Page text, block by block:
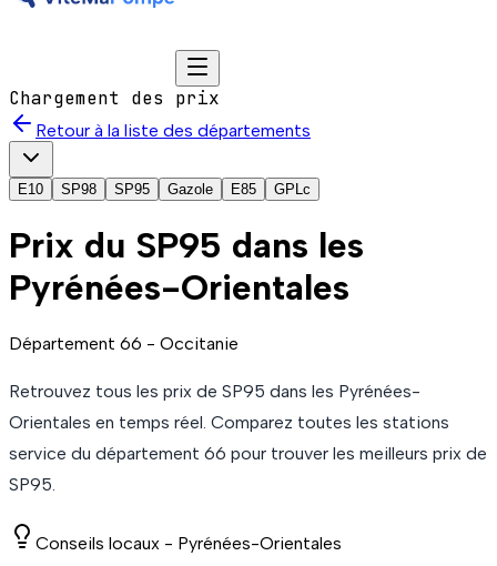
Chargement des prix
Retour à la liste des départements
E10 SP98 SP95 Gazole E85 GPLc
Prix du SP95 dans les
Pyrénées-Orientales
Département 66 - Occitanie
Retrouvez tous les prix de SP95 dans les Pyrénées-
Orientales en temps réel. Comparez toutes les stations
service du département 66 pour trouver les meilleurs prix de
SP95.
Conseils locaux - Pyrénées-Orientales